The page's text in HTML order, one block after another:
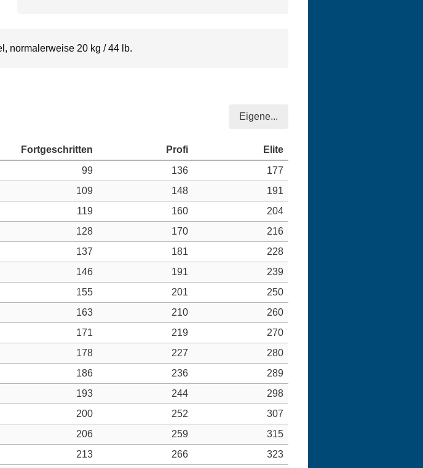
normalerweise 20 kg / 44 lb.
Eigene...
99 136
177
109 148
191
119 160
204
128 170
216
137 181
228
146 191
239
155 201
250
163 210
260
171 219
270
178 227
280
186 236
289
193 244
298
200 252
307
206 259
315
213 266
323